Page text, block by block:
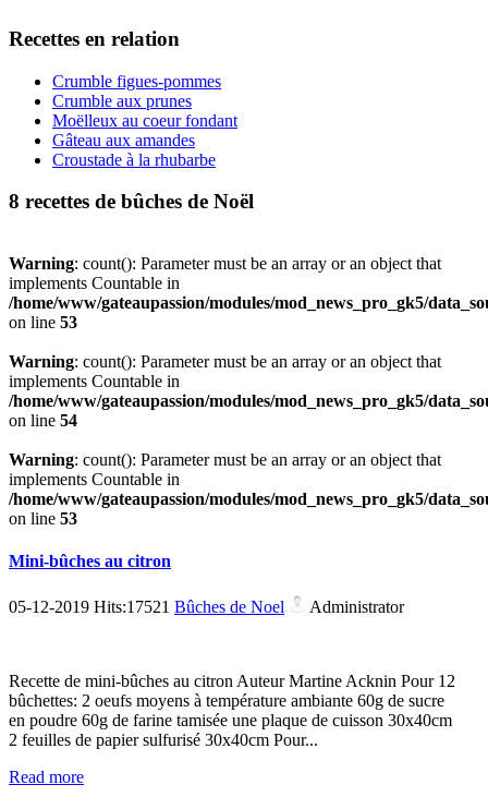
Recettes en relation
Crumble figues-pommes
Crumble aux prunes
Moëlleux au coeur fondant
Gâteau aux amandes
Croustade à la rhubarbe
8 recettes de bûches de Noël
Warning: count(): Parameter must be an array or an object that
implements Countable in
/home/www/gateaupassion/modules/mod_news_pro_gk5/
on line 53
Warning: count(): Parameter must be an array or an object that
implements Countable in
/home/www/gateaupassion/modules/mod_news_pro_gk5/
on line 54
Warning: count(): Parameter must be an array or an object that
implements Countable in
/home/www/gateaupassion/modules/mod_news_pro_gk5/
on line 53
Mini-bûches au citron
05-12-2019 Hits:17521 Bûches de Noel Administrator
Recette de mini-bûches au citron Auteur Martine Acknin Pour 12
bûchettes: 2 oeufs moyens à température ambiante 60g de sucre
en poudre 60g de farine tamisée une plaque de cuisson 30x40cm
2 feuilles de papier sulfurisé 30x40cm Pour...
Read more